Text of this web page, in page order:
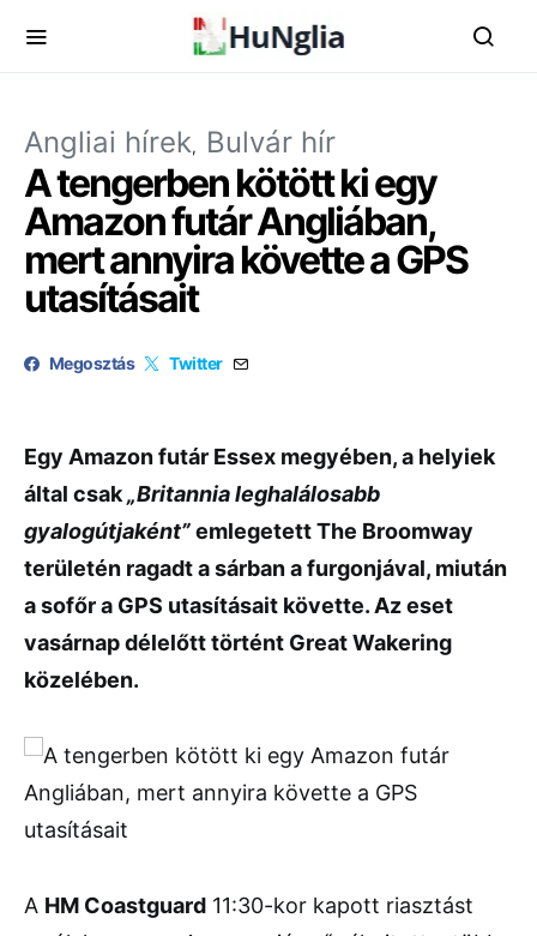
Angliai hírek Bulvár hír
A tengerben kötött ki egy
Amazon futár Angliában,
mert annyira követte a GPS
utasításait
Megosztás Twitter
Egy Amazon futár Essex megyében, a helyiek
által csak„Britannia leghalálosabb
gyalogútjaként”emlegetett The Broomway
területén ragadt a sárban a furgonjával, miután
a sofőr a GPS utasításait követte. Az eset
vasárnap délelőtt történt Great Wakering
közelében.
A HM Coastguard 11:30-kor kapott riasztást